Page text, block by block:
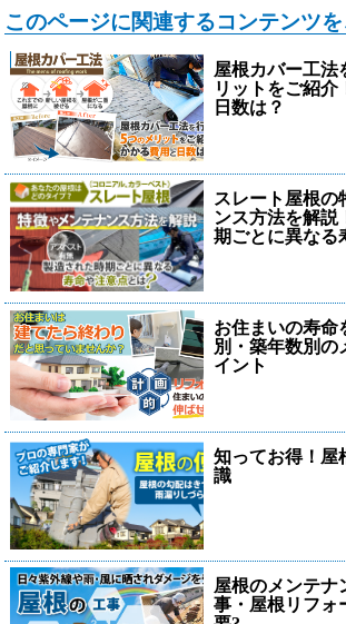
このページに関連するコンテンツ
屋根カバー工法
リットをご紹介
日数は？
スレート屋根の
ンス方法を解説
期ごとに異なる
お住まいの寿命
別・築年数別の
イント
知ってお得！屋
識
屋根のメンテナ
事・屋根リフォ